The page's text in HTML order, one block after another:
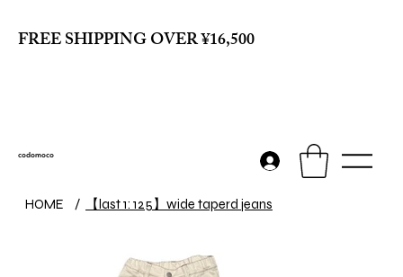
FREE SHIPPING OVER ¥16,500
codomoco
HOME / 【last 1: 125】wide taperd jeans